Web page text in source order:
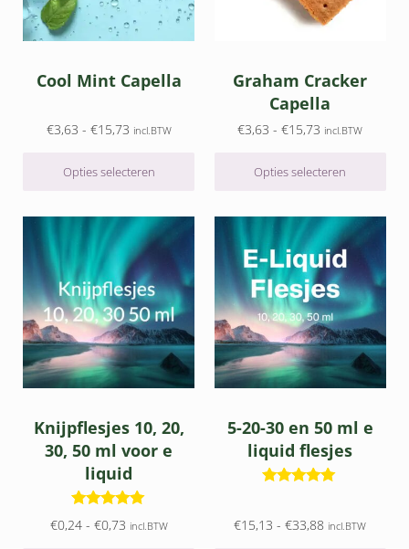
Cool Mint Capella
€3,63 - €15,73Prijsklasse: €3,63 tot €15,73
incl.BTW
Opties selecteren
Graham Cracker
Capella
€3,63 - €15,73 Prijsklasse:
incl.BTW
Opties selecteren
Knijpflesjes 10, 20,
30, 50 ml voor e
liquid
Waardering
5uit 5
€0,24 - €0,73Prijsklasse: €0,24 tot €0,73
incl.BTW
Dit product heeft meerdere variaties. Deze optie kan
5-20-30 en 50 ml e
liquid flesjes
€15,13 - €33,88 Prijsklasse:
incl.BTW
Dit product heeft meerdere